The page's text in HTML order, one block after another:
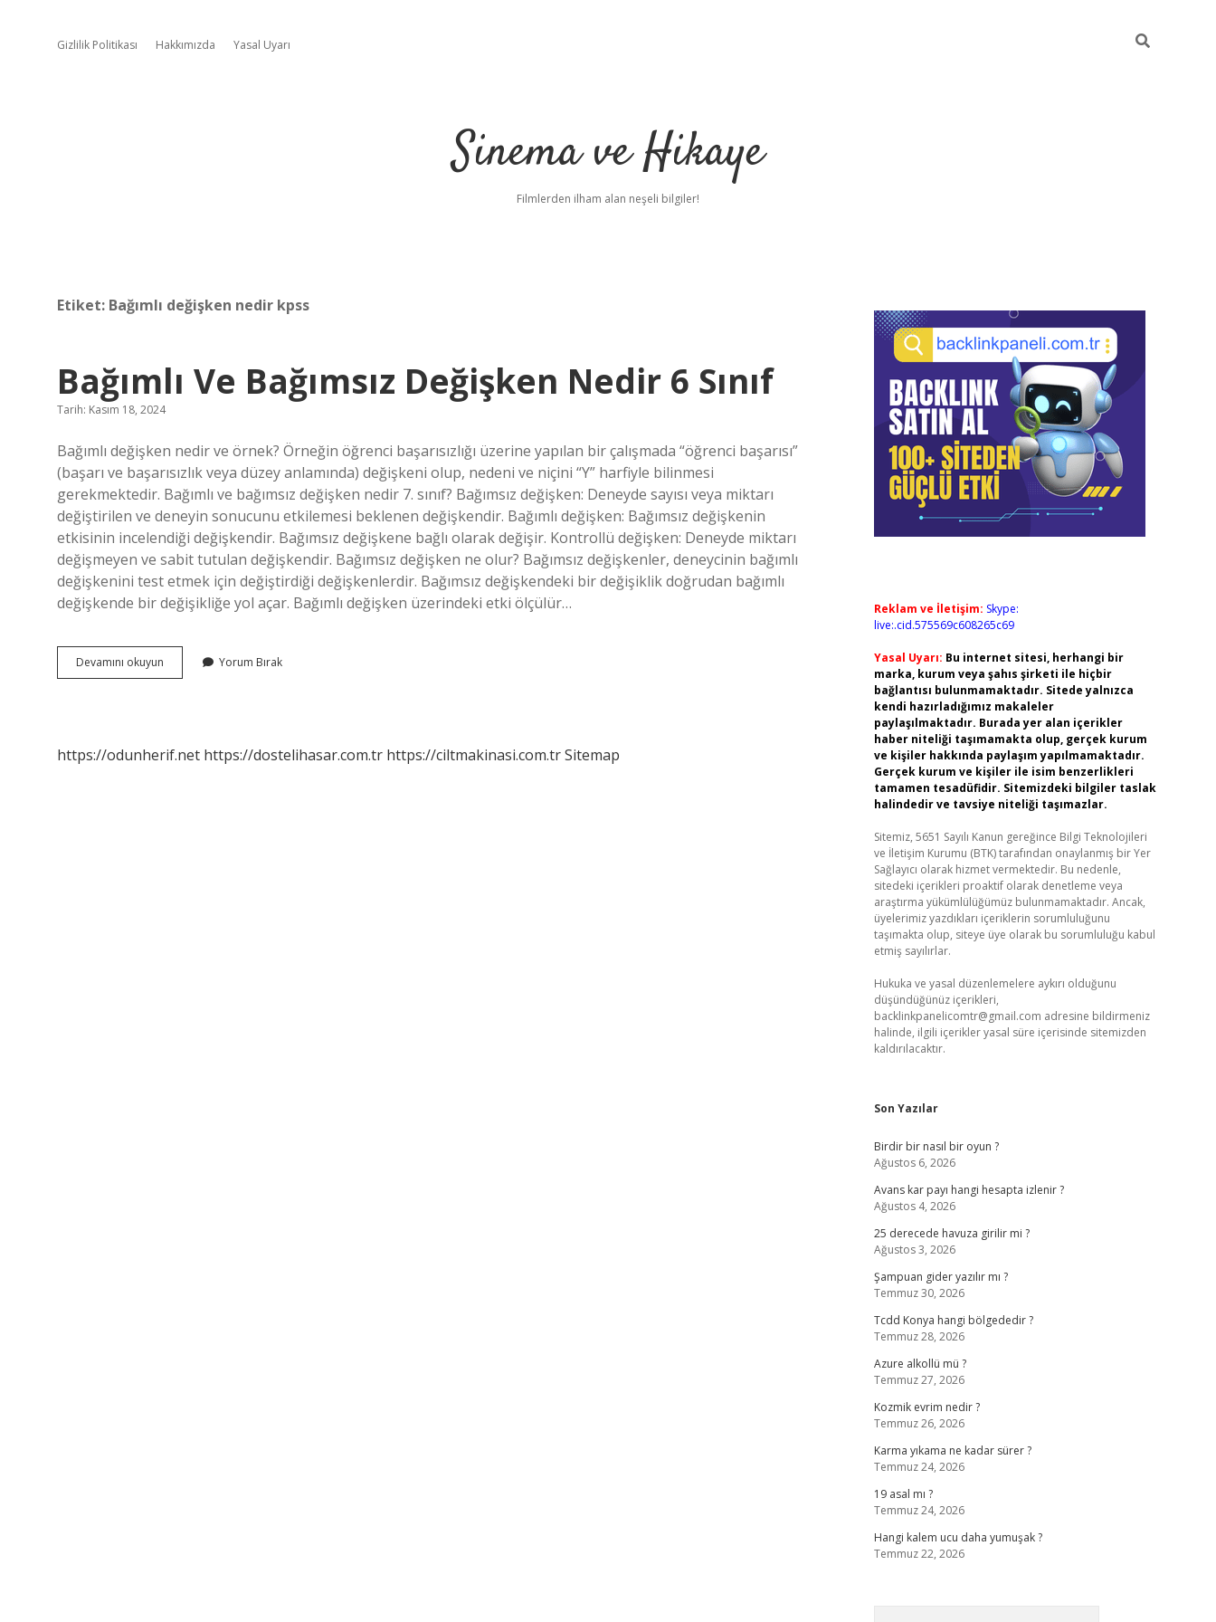
Gizlilik Politikası Hakkımızda Yasal Uyarı
Sinema ve Hikaye
Filmlerden ilham alan neşeli bilgiler!
Etiket: Bağımlı değişken nedir kpss
Bağımlı Ve Bağımsız Değişken Nedir 6 Sınıf
Tarih: Kasım 18, 2024
Bağımlı değişken nedir ve örnek? Örneğin öğrenci başarısızlığı üzerine yapılan bir çalışmada “öğrenci başarısı”
(başarı ve başarısızlık veya düzey anlamında) değişkeni olup, nedeni ve niçini “Y” harfiyle bilinmesi
gerekmektedir. Bağımlı ve bağımsız değişken nedir 7. sınıf? Bağımsız değişken: Deneyde sayısı veya miktarı
değiştirilen ve deneyin sonucunu etkilemesi beklenen değişkendir. Bağımlı değişken: Bağımsız değişkenin
etkisinin incelendiği değişkendir. Bağımsız değişkene bağlı olarak değişir. Kontrollü değişken: Deneyde miktarı
değişmeyen ve sabit tutulan değişkendir. Bağımsız değişken ne olur? Bağımsız değişkenler, deneycinin bağımlı
değişkenini test etmek için değiştirdiği değişkenlerdir. Bağımsız değişkendeki bir değişiklik doğrudan bağımlı
değişkende bir değişikliğe yol açar. Bağımlı değişken üzerindeki etki ölçülür…
Devamını okuyun
Ve
Sınıf
Yorum Bırak
https://odunherif.net https://dostelihasar.com.tr https://ciltmakinasi.com.trSitemap
Sidebar
Reklam ve İletişim: Skype:
live:.cid.575569c608265c69
Yasal Uyarı: Bu internet sitesi, herhangi bir
marka, kurum veya şahıs şirketi ile hiçbir
bağlantısı bulunmamaktadır. Sitede yalnızca
kendi hazırladığımız makaleler
paylaşılmaktadır. Burada yer alan içerikler
haber niteliği taşımamakta olup, gerçek kurum
ve kişiler hakkında paylaşım yapılmamaktadır.
Gerçek kurum ve kişiler ile isim benzerlikleri
tamamen tesadüfidir. Sitemizdeki bilgiler taslak
halindedir ve tavsiye niteliği taşımazlar.
Sitemiz, 5651 Sayılı Kanun gereğince Bilgi Teknolojileri
ve İletişim Kurumu (BTK) tarafından onaylanmış bir Yer
Sağlayıcı olarak hizmet vermektedir. Bu nedenle,
sitedeki içerikleri proaktif olarak denetleme veya
araştırma yükümlülüğümüz bulunmamaktadır. Ancak,
üyelerimiz yazdıkları içeriklerin sorumluluğunu
taşımakta olup, siteye üye olarak bu sorumluluğu kabul
etmiş sayılırlar.
Hukuka ve yasal düzenlemelere aykırı olduğunu
düşündüğünüz içerikleri,
backlinkpanelicomtr@gmail.com adresine bildirmeniz
halinde, ilgili içerikler yasal süre içerisinde sitemizden
kaldırılacaktır.
Son Yazılar
Birdir bir nasıl bir oyun ?
Ağustos 6, 2026
Avans kar payı hangi hesapta izlenir ?
Ağustos 4, 2026
25 derecede havuza girilir mi ?
Ağustos 3, 2026
Şampuan gider yazılır mı ?
Temmuz 30, 2026
Tcdd Konya hangi bölgededir ?
Temmuz 28, 2026
Azure alkollü mü ?
Temmuz 27, 2026
Kozmik evrim nedir ?
Temmuz 26, 2026
Karma yıkama ne kadar sürer ?
Temmuz 24, 2026
19 asal mı ?
Temmuz 24, 2026
Hangi kalem ucu daha yumuşak ?
Temmuz 22, 2026